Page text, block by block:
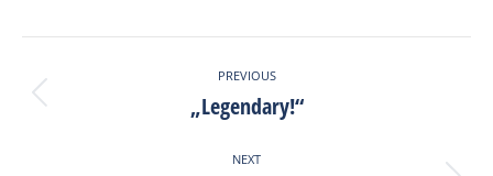
Facebook
X
PinterestLinkedIn
navigation
PREVIOUS
Previous
post:
„Legendary!“
NEXT